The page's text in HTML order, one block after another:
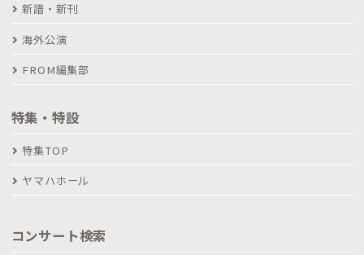
新譜・新刊
海外公演
FROM編集部
特集・特設
特集TOP
ヤマハホール
コンサート検索